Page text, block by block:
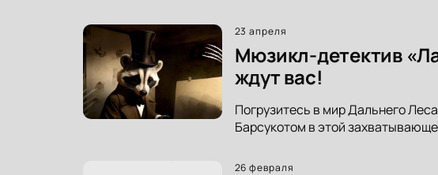
23 апреля
Мюзикл-детектив
ждут вас!
Погрузитесь в мир Дальнего
Барсукотом в этой
26 февраля